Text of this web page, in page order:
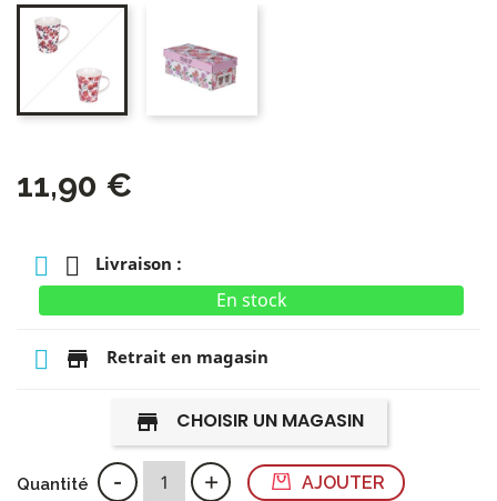
11,90 €
Livraison :
En stock
store Retrait en magasin
store CHOISIR UN MAGASIN
Quantité - + AJOUTER